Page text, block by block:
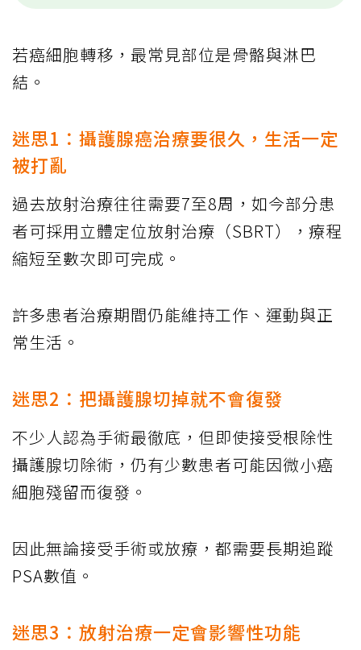
若癌細胞轉移，最常見部位是骨骼與淋巴
結。
迷思1：攝護腺癌治療要很久，生活一定
被打亂
過去放射治療往往需要7至8周，如今部分患
者可採用立體定位放射治療（SBRT），療程
縮短至數次即可完成。
許多患者治療期間仍能維持工作、運動與正
常生活。
迷思2：把攝護腺切掉就不會復發
不少人認為手術最徹底，但即使接受根除性
攝護腺切除術，仍有少數患者可能因微小癌
細胞殘留而復發。
因此無論接受手術或放療，都需要長期追蹤
PSA數值。
迷思3：放射治療一定會影響性功能